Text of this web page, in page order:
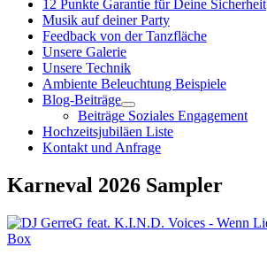
12 Punkte Garantie für Deine Sicherheit
Musik auf deiner Party
Feedback von der Tanzfläche
Unsere Galerie
Unsere Technik
Ambiente Beleuchtung Beispiele
Blog-Beiträge
Beiträge Soziales Engagement
Hochzeitsjubiläen Liste
Kontakt und Anfrage
Karneval 2026 Sampler